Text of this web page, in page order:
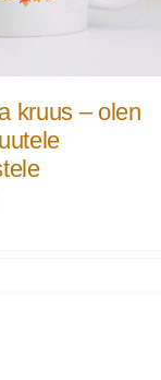
kruus – olen